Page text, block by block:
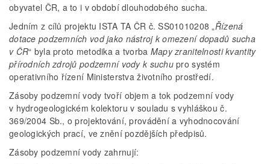
obyvatel ČR, a to i v období dlouhodobého sucha.
Jedním z cílů projektu ISTA TA ČR č. SS01010208 „Řízená
dotace podzemních vod jako nástroj k omezení dopadů sucha
v ČR“ byla proto metodika a tvorba Mapy zranitelnosti kvantity
přírodních zdrojů podzemní vody k suchupro systém
operativního řízení Ministerstva životního prostředí.
Zásoby podzemní vody tvoří objem a tok podzemní vody
v hydrogeologickém kolektoru v souladu s vyhláškou č.
369/2004 Sb., o projektování, provádění a vyhodnocování
geologických prací, ve znění pozdějších předpisů.
Zásoby podzemní vody zahrnují: